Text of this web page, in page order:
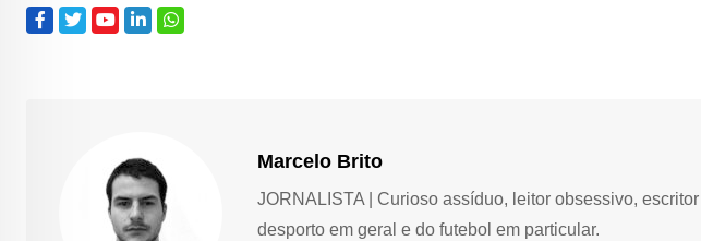
Marcelo Brito
JORNALISTA | Curioso assíduo, leitor obsessivo,
desporto em geral e do futebol em particular.